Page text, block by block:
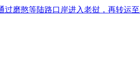
磨憨等陆路口岸进入老挝，再转运